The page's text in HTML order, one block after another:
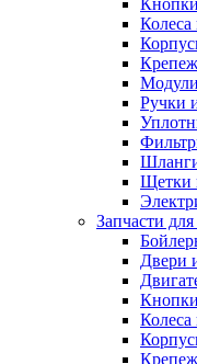
Ручки
Щетки
Запчасти
Двери